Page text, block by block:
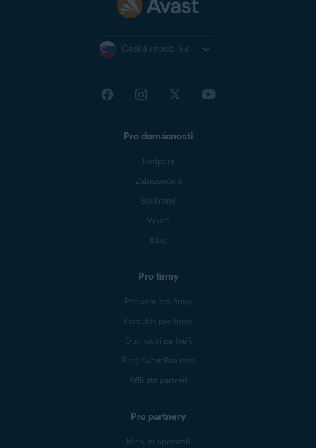
Česká republika
Pro domácnosti
Podpora
Zabezpečení
Soukromí
Výkon
Blog
Pro firmy
Podpora pro firmy
Produkty pro firmy
Obchodní partneři
Blog Avast Business
Affiliate partneři
Pro partnery
Mobilní operátoři